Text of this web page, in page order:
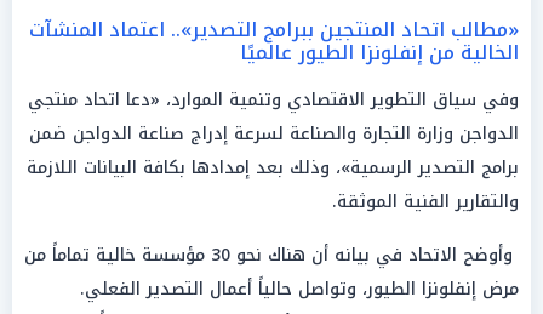
«مطالب اتحاد المنتجين ببرامج التصدير».. اعتماد المنشآت
الخالية من إنفلونزا الطيور عالميًا
وفي سياق التطوير الاقتصادي وتنمية الموارد، «دعا اتحاد منتجي
الدواجن وزارة التجارة والصناعة لسرعة إدراج صناعة الدواجن ضمن
برامج التصدير الرسمية»، وذلك بعد إمدادها بكافة البيانات اللازمة
والتقارير الفنية الموثقة.
وأوضح الاتحاد في بيانه أن هناك نحو 30 مؤسسة خالية تماماً من
مرض إنفلونزا الطيور، وتواصل حالياً أعمال التصدير الفعلي.